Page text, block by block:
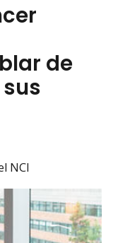
de
NCI